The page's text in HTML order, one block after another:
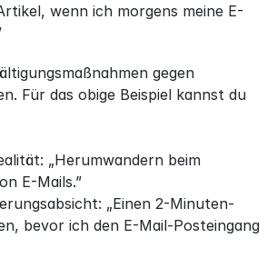
wenn ich morgens meine E-
gegen
Für das obige Beispiel kannst du
„Herumwandern beim
E-Mails.”
„Einen 2-Minuten-
bevor ich den E-Mail-Posteingang